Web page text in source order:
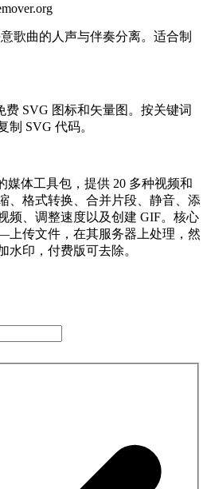
歌曲的人声与伴奏分离。适合制
费 SVG 图标和矢量图。按关键词
制 SVG 代码。
媒体工具包，提供 20 多种视频和
、格式转换、合并片段、静音、添
频、调整速度以及创建 GIF。核心
传文件，在其服务器上处理，然
水印，付费版可去除。